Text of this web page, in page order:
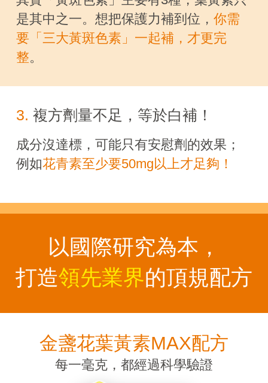
是其中之一。想把保護力補到位， 你需
要「三大黃斑色素」一起補，才更完
整。
3. 複方劑量不足，等於白補！
成分沒達標，可能只有安慰劑的效果；
例如花青素至少要50mg以上才足夠！
以國際研究為本，
打造領先業界的頂規配方
金盞花葉黃素MAX配方
每一毫克，都經過科學驗證